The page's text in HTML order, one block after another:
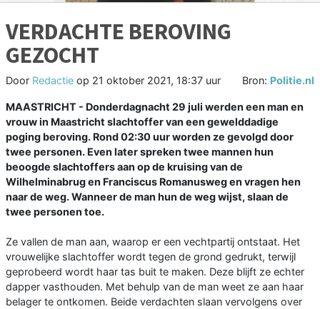
VERDACHTE BEROVING
GEZOCHT
Door Redactie op 21 oktober 2021, 18:37 uur Bron: Politie.nl
MAASTRICHT - Donderdagnacht 29 juli werden een man en
vrouw in Maastricht slachtoffer van een gewelddadige
poging beroving. Rond 02:30 uur worden ze gevolgd door
twee personen. Even later spreken twee mannen hun
beoogde slachtoffers aan op de kruising van de
Wilhelminabrug en Franciscus Romanusweg en vragen hen
naar de weg. Wanneer de man hun de weg wijst, slaan de
twee personen toe.
Ze vallen de man aan, waarop er een vechtpartij ontstaat. Het
vrouwelijke slachtoffer wordt tegen de grond gedrukt, terwijl
geprobeerd wordt haar tas buit te maken. Deze blijft ze echter
dapper vasthouden. Met behulp van de man weet ze aan haar
belager te ontkomen. Beide verdachten slaan vervolgens over